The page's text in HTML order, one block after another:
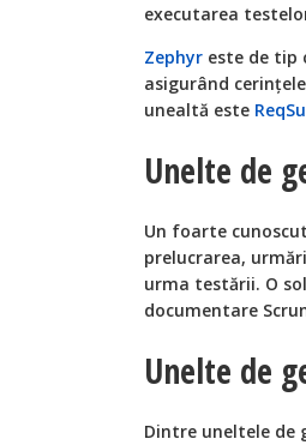
executarea
Zephyr este de tip
asigurând
unealtă este
Unelte de
Un foarte
prelucrarea,
urma testării. O
documentare
Unelte de
Dintre uneltele de